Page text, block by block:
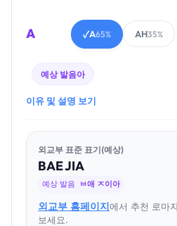
A ✓A65% AH35%
예상 발음아
이유 및 설명 보기
외교부 표준 표기(예상)
BAEJIA
예상 발음 ㅂ애 ㅈ이아
외교부 홈페이지에서 추천 로마
보세요.